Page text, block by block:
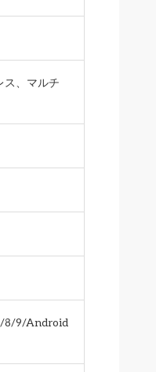
ス、マルチ
9/Android/Mac